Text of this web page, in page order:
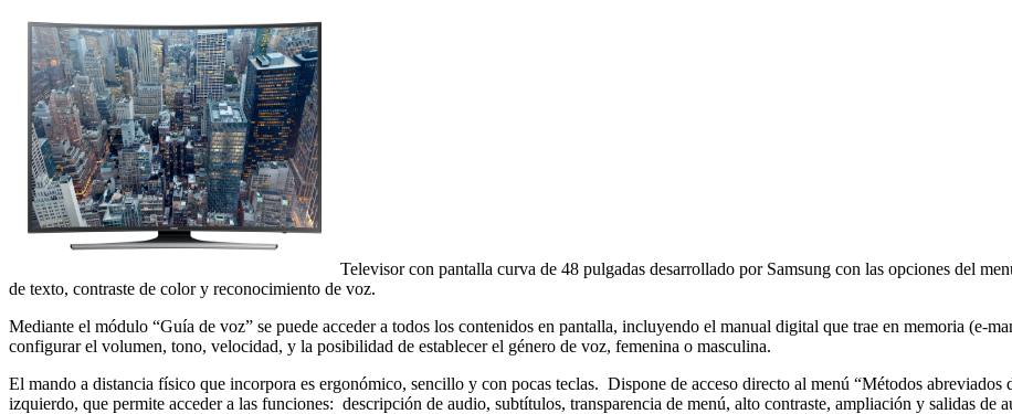
Televisor con pantalla curva de 48 pulgadas desarrollado por Samsung con las opciones del
de texto, contraste de color y reconocimiento de voz.
Mediante el módulo “Guía de voz” se puede acceder a todos los contenidos en pantalla, incluyendo el manual digital que trae en memoria (e-
configurar el volumen, tono, velocidad, y la posibilidad de establecer el género de voz, femenina o masculina.
El mando a distancia físico que incorpora es ergonómico, sencillo y con pocas teclas. Dispone de acceso directo al menú “Métodos abreviados
izquierdo, que permite acceder a las funciones: descripción de audio, subtítulos, transparencia de menú, alto contraste, ampliación y salidas de